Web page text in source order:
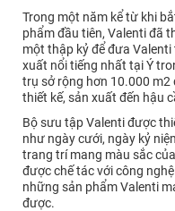
Trong một năm kể từ khi
phẩm đầu tiên, Valenti đã
một thập kỷ để đưa
xuất nổi tiếng nhất tại Ý
trụ sở rộng hơn 10.000 m2
thiết kế, sản xuất đến hậu
Bộ sưu tập Valenti được
như ngày cưới, ngày kỷ
trang trí mang màu sắc
được chế tác với công
những sản phẩm Valenti
được.